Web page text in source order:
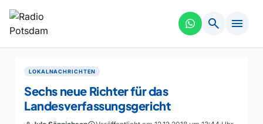
search menu
LOKALNACHRICHTEN
Sechs neue Richter für das
Landesverfassungsgericht